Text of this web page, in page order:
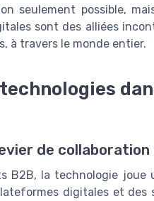
seulement possible,
sont des alliées
à travers le monde entier.
de
B2B, la technologie
digitales et